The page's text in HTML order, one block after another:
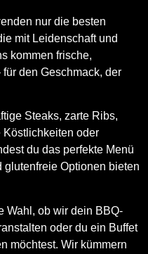
nur die besten
mit Leidenschaft und
kommen frische,
den Geschmack, der
Steaks, zarte Ribs,
oder
du das perfekte Menü
glutenfreie Optionen bieten
Wahl, ob wir dein BBQ-
oder du ein Buffet
möchtest. Wir kümmern